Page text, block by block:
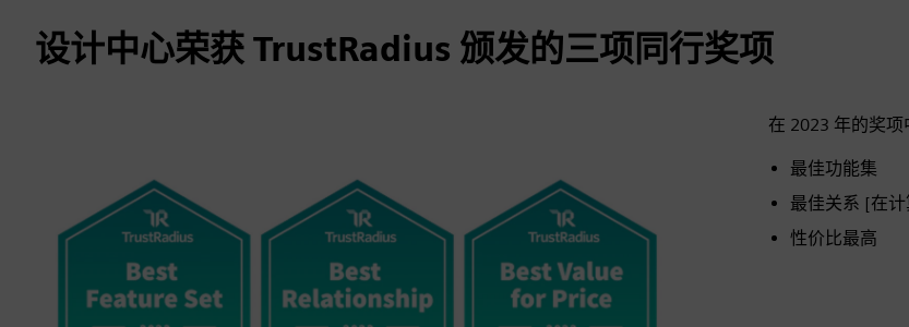
设计中心荣获 TrustRadius 颁发的三项同行奖项
在 2023 年的奖项
最佳功能集
最佳关系 [在
性价比最高